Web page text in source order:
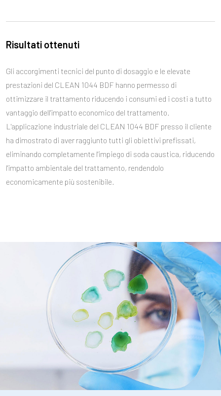
Risultati ottenuti
Gli accorgimenti tecnici del punto di dosaggio e le elevate
prestazioni del CLEAN 1044 BDF hanno permesso di
ottimizzare il trattamento riducendo i consumi ed i costi a tutto
vantaggio dell'impatto economico del trattamento.
L'applicazione industriale del CLEAN 1044 BDF presso il cliente
ha dimostrato di aver raggiunto tutti gli obiettivi prefissati,
eliminando completamente l'impiego di soda caustica, riducendo
l'impatto ambientale del trattamento, rendendolo
economicamente più sostenibile.